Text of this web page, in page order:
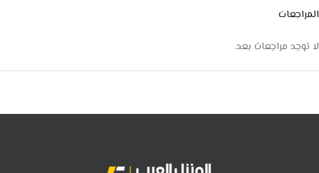
المراجعات
لا توجد مراجعات بعد.